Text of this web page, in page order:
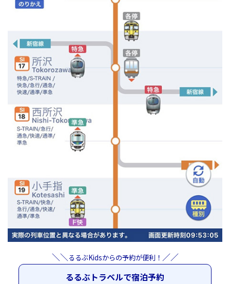
＼＼るるぶKidsからの予約が便利！ ／／
るるぶトラベルで宿泊予約